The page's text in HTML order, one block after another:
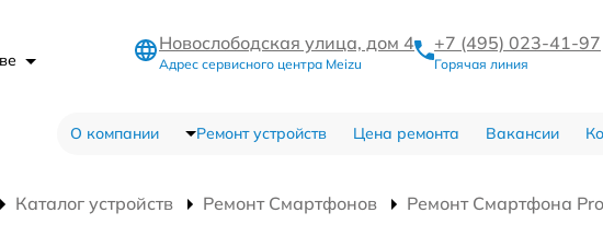
Новослободская улица, дом 4
Адрес сервисного центра Meizu
+7 (495) 023-41-97
Горячая линия
О компании Ремонт устройств Цена ремонта Вакансии
Каталог устройств Ремонт Смартфонов Ремонт Смартфона